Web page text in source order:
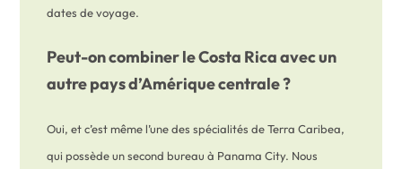
dates de voyage.
Peut-on combiner le Costa Rica avec un
autre pays d’Amérique centrale ?
Oui, et c’est même l’une des spécialités de Terra Caribea,
qui possède un second bureau à Panama City. Nous